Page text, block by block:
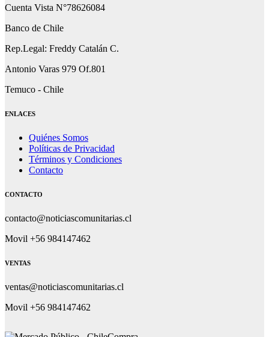
Cuenta Vista N°78626084
Banco de Chile
Rep.Legal: Freddy Catalán C.
Antonio Varas 979 Of.801
Temuco - Chile
ENLACES
Quiénes Somos
Políticas de Privacidad
Términos y Condiciones
Contacto
CONTACTO
contacto@noticiascomunitarias.cl
Movil +56 984147462
VENTAS
ventas@noticiascomunitarias.cl
Movil +56 984147462